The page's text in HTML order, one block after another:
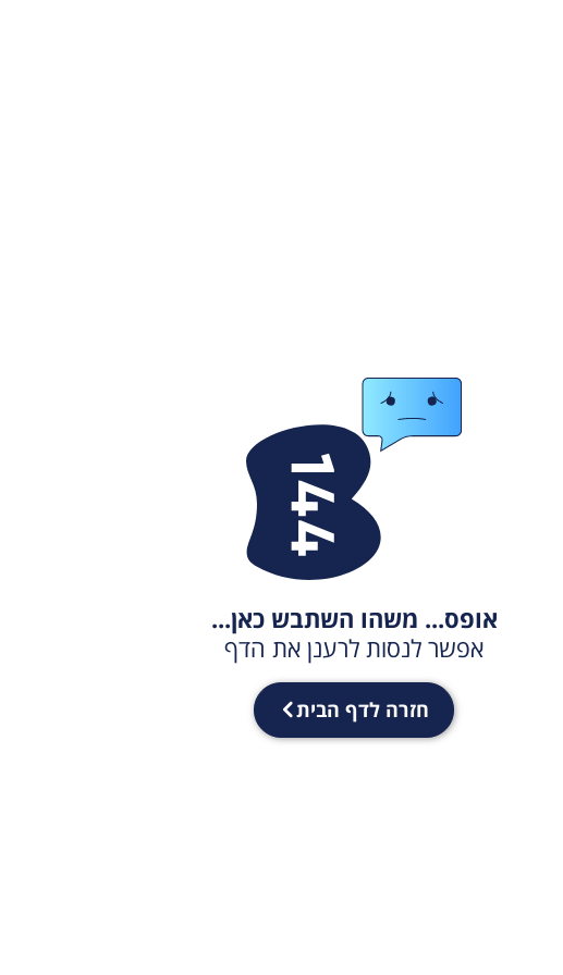
אופס... משהו השתבש כאן...
אפשר לנסות לרענן את הדף
חזרה לדף הבית